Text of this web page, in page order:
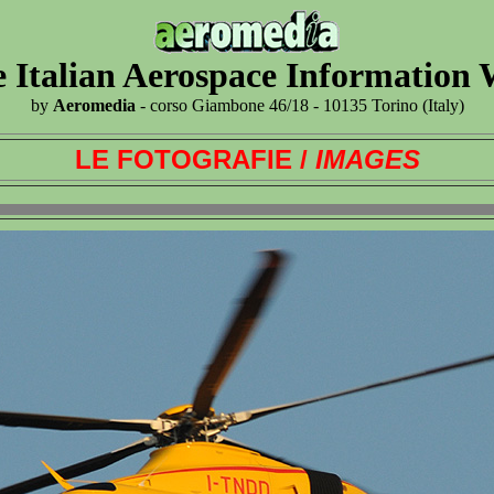
Italian Aerospace Information
by Aeromedia - corso Giambone 46/18 - 10135 Torino (Italy)
LE FOTOGRAFIE / IMAGES